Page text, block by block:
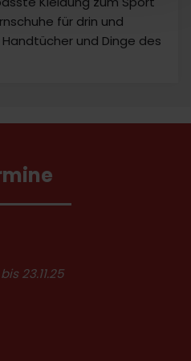
für drin und
und Dinge des
bis 23.11.25